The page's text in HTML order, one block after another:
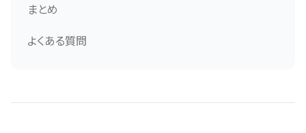
まとめ
よくある質問